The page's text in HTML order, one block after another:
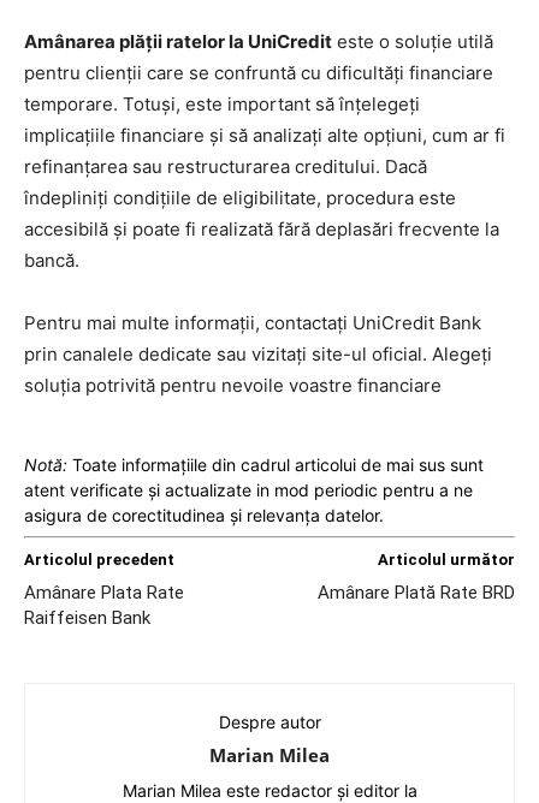
Amânarea plății ratelor la UniCredit este o soluție utilă
pentru clienții care se confruntă cu dificultăți financiare
temporare. Totuși, este important să înțelegeți
implicațiile financiare și să analizați alte opțiuni, cum ar fi
refinanțarea sau restructurarea creditului. Dacă
îndepliniți condițiile de eligibilitate, procedura este
accesibilă și poate fi realizată fără deplasări frecvente la
bancă.
Pentru mai multe informații, contactați UniCredit Bank
prin canalele dedicate sau vizitați site-ul oficial. Alegeți
soluția potrivită pentru nevoile voastre financiare
Notă: Toate informațiile din cadrul articolui de mai sus sunt
atent verificate și actualizate in mod periodic pentru a ne
asigura de corectitudinea și relevanța datelor.
Articolul precedent
Amânare Plata Rate
Raiffeisen Bank
Articolul următor
Amânare Plată Rate BRD
Despre autor
Marian Milea
Marian Milea este redactor și editor la